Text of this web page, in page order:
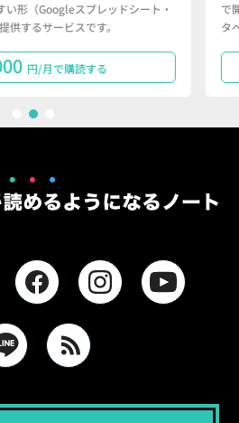
い形（Googleスプレッドシート・
供するサービスです。
円/月で購読する
で
タ